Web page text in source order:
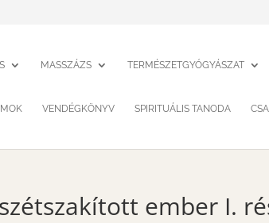
MASSZÁZS TERMÉSZETGYÓGYÁSZAT
VENDÉGKÖNYV SPIRITUÁLIS TANODA
ember I.